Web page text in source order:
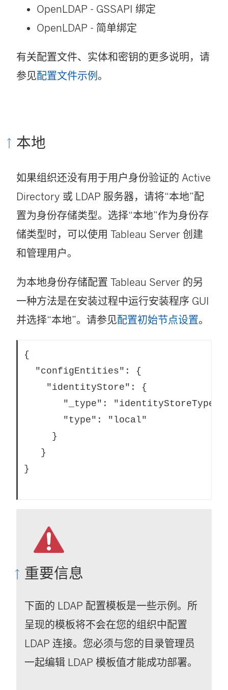
OpenLDAP - GSSAPI 绑定
OpenLDAP - 简单绑定
有关配置文件、实体和密钥的更多说明，请
参见配置文件示例 。
本地
如果组织还没有用于用户身份验证的 Active
Directory 或 LDAP 服务器，请将“本地”配
置为身份存储类型。选择“本地”作为身份存
储类型时，可以使用 Tableau Server 创建
和管理用户。
为本地身份存储配置 Tableau Server 的另
一种方法是在安装过程中运行安装程序 GUI
并选择“本地”。请参见配置初始节点设置。
{
  "configEntities": {
    "identityStore": {
       "_type": "identityStoreType",
       "type": "local"
     }
   }
}
重要信息
下面的 LDAP 配置模板是一些示例。所
呈现的模板将不会在您的组织中配置
LDAP 连接。您必须与您的目录管理员
一起编辑 LDAP 模板值才能成功部署。